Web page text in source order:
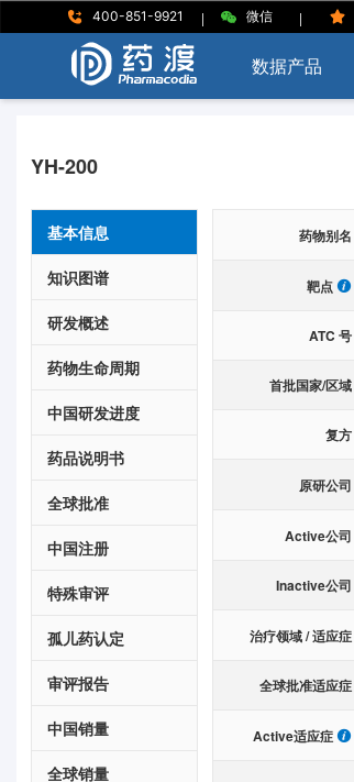
400-851-9921 | 微信 |
数据产品
YH-200
基本信息
知识图谱
研发概述
药物生命周期
中国研发进度
药品说明书
全球批准
中国注册
特殊审评
孤儿药认定
审评报告
中国销量
全球销量
药物别名
靶点
ATC 号
首批国家/区域
复方
原研公司
Active公司
Inactive公司
治疗领域 / 适应症
全球批准适应症
Active适应症